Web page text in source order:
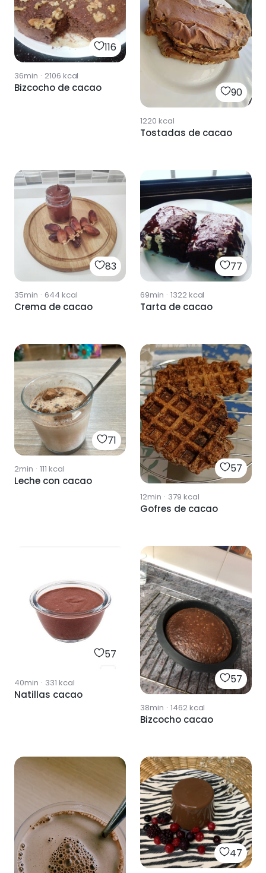
116
36min · 2106 kcal
Bizcocho de cacao 90
1220 kcal
Tostadas de cacao
83
35min · 644 kcal
Crema de cacao
77
69min · 1322kcal
Tarta de cacao
71
2min · 111 kcal
Leche con cacao
57
12min · 379 kcal
Gofres de cacao
57
40min · 331 kcal
Natillas cacao
57
38min · 1462kcal
Bizcocho cacao
47